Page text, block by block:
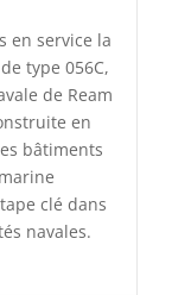
en service la
type 056C,
de Ream
en
bâtiments
clé dans
navales.